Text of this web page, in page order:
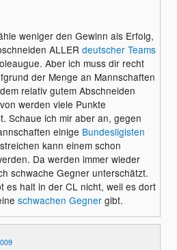
auf Italien nur durch die guten
der letzten Jahre im UEFA-Cup
werden konnte und daher muss
ausgehen dass die
wieder von dort kommen
diese Saison.....
weniger den Gewinn als Erfolg,
ALLER deutscher Teams
Aber ich muss dir recht
der Menge an Mannschaften
relativ gutem Abschneiden
werden viele Punkte
Schaue ich mir aber an, gegen
einige Bundesligisten
streichen kann einem schon
Da werden immer wieder
schwache Gegner unterschätzt.
es halt in der CL nicht, weil es dort
schwachen Gegnergibt.